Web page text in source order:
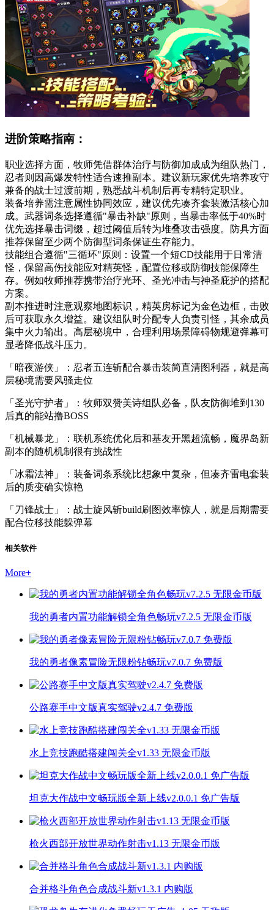
进阶策略指南：
职业选择方面，牧师凭借群体治疗与防御加成成为组队热门，
忍者则因高爆发特性适合速推副本。建议新玩家优先培养攻守
兼备的战士过渡前期，熟悉战斗机制后再专精特定职业。
装备培养需注意属性协同效应，建议优先凑齐套装激活核心加
成。武器词条选择遵循"暴击补缺"原则，当暴击率低于40%时
优先选择暴击词缀，超过阈值后转为堆叠攻击强度。防具方面
推荐保留至少两个防御型词条保证生存能力。
技能组合遵循"三循环"原则：设置一个短CD技能用于日常清
怪，保留高伤技能应对精英怪，配置位移或防御技能保障生
存。例如牧师推荐携带治疗光环、圣光冲击与神圣庇护的搭配
方案。
副本推进时注意观察地图标识，精英房标记为金色边框，击败
后可获取永久增益。建议组队时分配专人负责引怪，其余成员
集中火力输出。高层秘境中，合理利用场景障碍物规避弹幕可
显著降低战斗压力。
「暗夜游侠」：忍者五连斩配合暴击装简直清图利器，就是高
层秘境需要风骚走位
「圣光守护者」：牧师双赞美诗组队必备，队友防御堆到130
后真的能站撸BOSS
「机械暴龙」：联机系统优化后和基友开黑超流畅，魔界岛新
副本的随机机制很有挑战性
「冰霜法神」：装备词条系统比想象中复杂，但凑齐雷电套装
后的质变确实惊艳
「刀锋战士」：战士旋风斩build刷图效率惊人，就是后期需要
配合位移技能躲弹幕
相关软件
More+
我的勇者内置功能解锁全角色畅玩v7.2.5 无限金币版
我的勇者像素冒险无限粉钻畅玩v7.0.7 免费版
公路赛手中文版真实驾驶v2.4.7 免费版
水上竞技跑酷搭建闯关全v1.33 无限金币版
坦克大作战中文畅玩版全新上线v2.0.0.1 免广告版
枪火西部开放世界动作射击v1.13 无限金币版
合并格斗角色合成战斗新v1.3.1 内购版